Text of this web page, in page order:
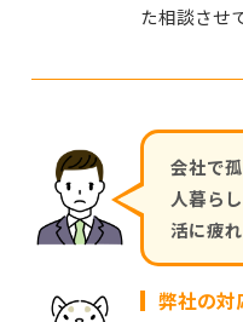
た相談させ
会社で
人暮ら
活に疲
弊社の対